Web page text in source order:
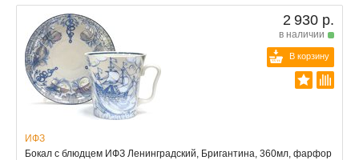
2 930 р.
в наличии
В корзину
ИФЗ
Бокал с блюдцем ИФЗ Ленинградский, Бригантина, 360мл, фарфор